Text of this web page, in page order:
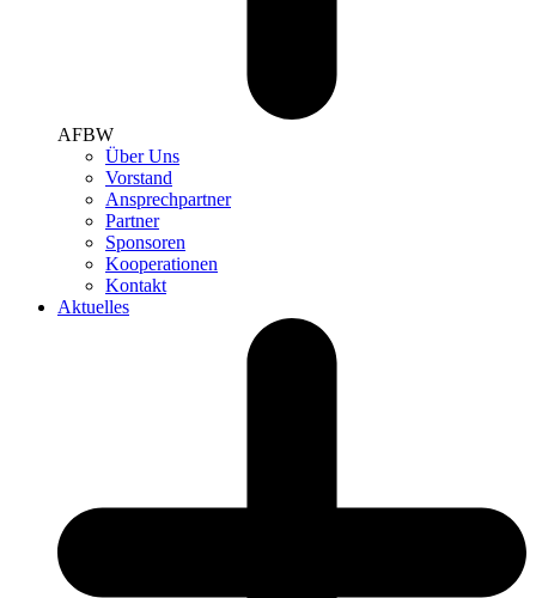
AFBW
Über Uns
Vorstand
Ansprechpartner
Partner
Sponsoren
Kooperationen
Kontakt
Aktuelles